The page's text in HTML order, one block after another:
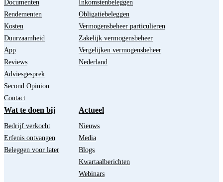
Documenten
Rendementen
Kosten
Duurzaamheid
App
Reviews
Adviesgesprek
Second Opinion
Contact
Inkomstenbeleggen
Obligatiebeleggen
Vermogensbeheer particulieren
Zakelijk vermogensbeheer
Vergelijken vermogensbeheer
Nederland
Wat te doen bij
Bedrijf verkocht
Erfenis ontvangen
Beleggen voor later
Actueel
Nieuws
Media
Blogs
Kwartaalberichten
Webinars